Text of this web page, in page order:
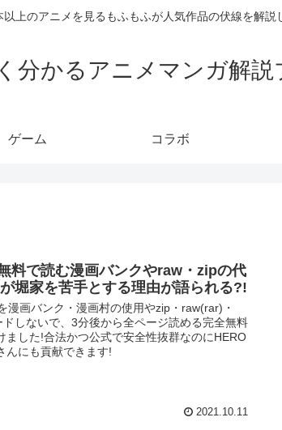
上のアニメを見るもふもふが人気作品の伏線を解説
分かるアニメマンガ解説
ゲーム コラボ
料で読む漫画バンクやraw・zipの代
堀家を苦手とする理由が語られる?!
漫画バンク・漫画村の使用やzip・raw(rar)・
しないで、3分後から全ページ読める完全無料
ました!合法かつ公式で安全性抜群なのにHERO
んにも貢献できます!
2021.10.11